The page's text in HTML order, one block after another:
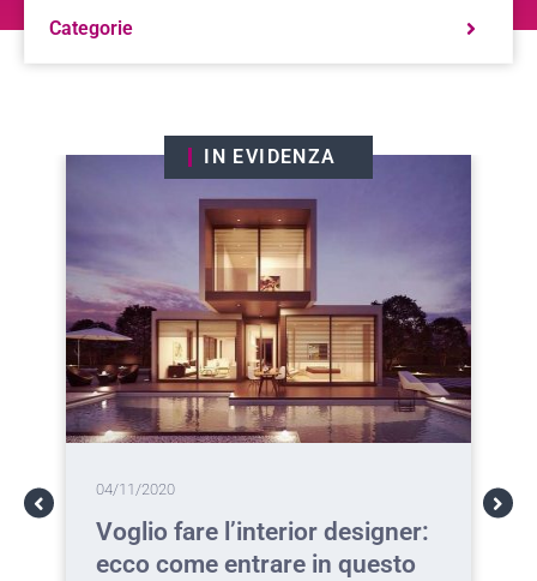
IN EVIDENZA
04/11/2020
Voglio fare l’interior designer:
ecco come entrare in questo
Categorie